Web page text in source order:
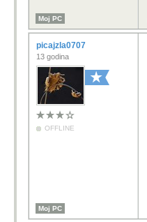
Moj PC
picajzla0707
13 godina
OFFLINE
Moj PC